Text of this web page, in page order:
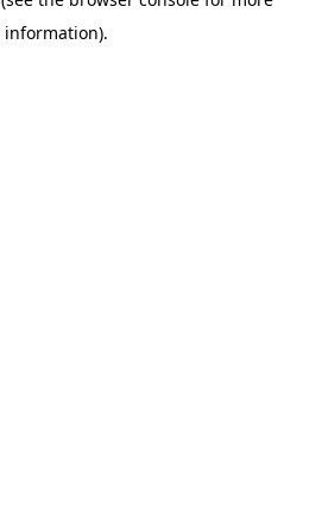
information).